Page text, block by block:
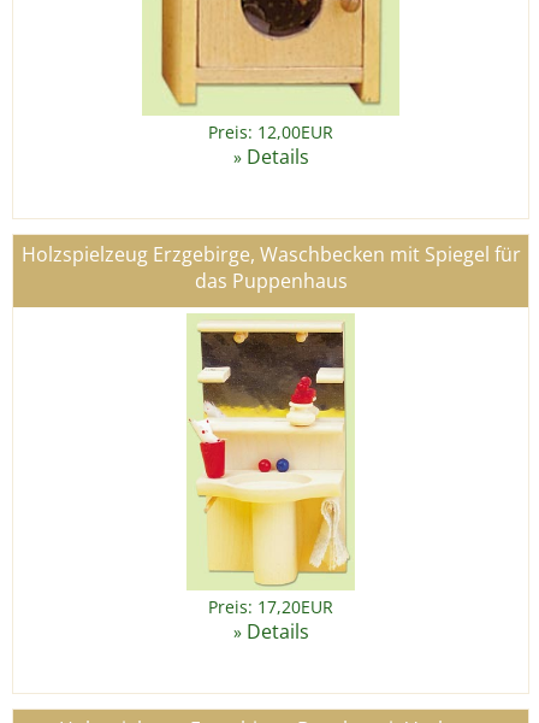
Preis: 12,00EUR
» Details
Holzspielzeug Erzgebirge, Waschbecken mit Spiegel für
das Puppenhaus
Preis: 17,20EUR
» Details